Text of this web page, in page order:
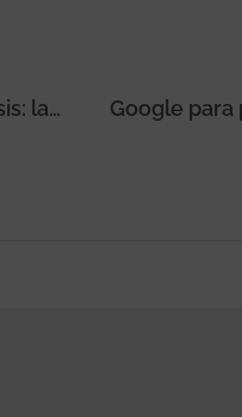
Digitalización en tiempos de crisis: las pymes mexicanas